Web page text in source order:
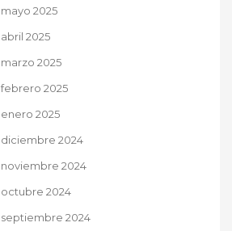
mayo 2025
abril 2025
marzo 2025
febrero 2025
enero 2025
diciembre 2024
noviembre 2024
octubre 2024
septiembre 2024